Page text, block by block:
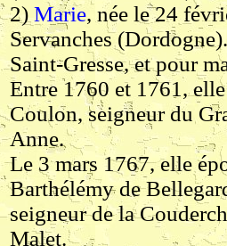
2) Marie, née le 24
Servanches
Saint-Gresse, et pour
Entre 1760 et 1761,
Coulon, seigneur du
Anne.
Le 3 mars 1767, elle
Barthélémy de
seigneur de la
Malet.